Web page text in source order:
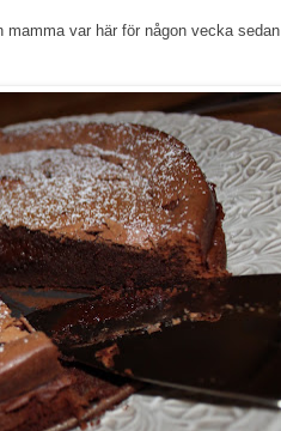
var här för någon vecka sedan